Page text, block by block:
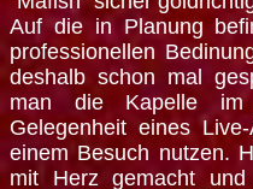
Auf die in Planung
professionellen
deshalb schon mal
man die Kapelle
Gelegenheit eines
einem Besuch nutzen.
mit Herz gemacht